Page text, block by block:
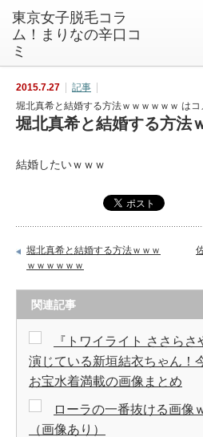
東京女子脱毛コラ
ム！まりなの辛口コ
ミ
2015.7.27
記事
堀北真希と結婚する方法ｗｗｗｗｗｗ はコ
堀北真希と結婚する方法
結婚したいｗｗｗ
堀北真希と結婚する方法ｗｗｗ
ｗｗｗｗｗｗ
関連記事
『トワイライト ささら
演じている新垣結衣ちゃん！
お宝水着満載の画像まとめ
ローラの一番抜ける画像
（画像あり）